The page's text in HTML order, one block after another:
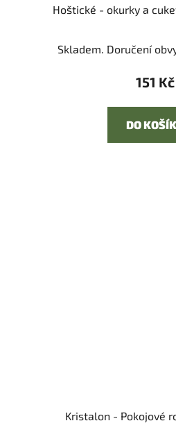
Hoštické - okurky a
Skladem. Doručení
151 Kč
DO
Kristalon - Pokojové